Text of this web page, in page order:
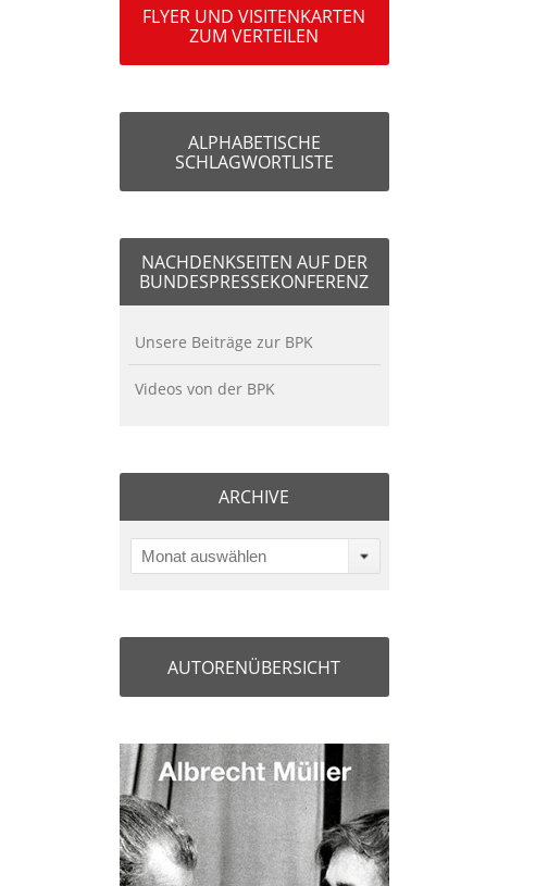
FLYER UND VISITENKARTEN
ZUM VERTEILEN
ALPHABETISCHE
SCHLAGWORTLISTE
NACHDENKSEITEN AUF DER
BUNDESPRESSEKONFERENZ
Unsere Beiträge zur BPK
Videos von der BPK
ARCHIVE
Monat auswählen
AUTORENÜBERSICHT